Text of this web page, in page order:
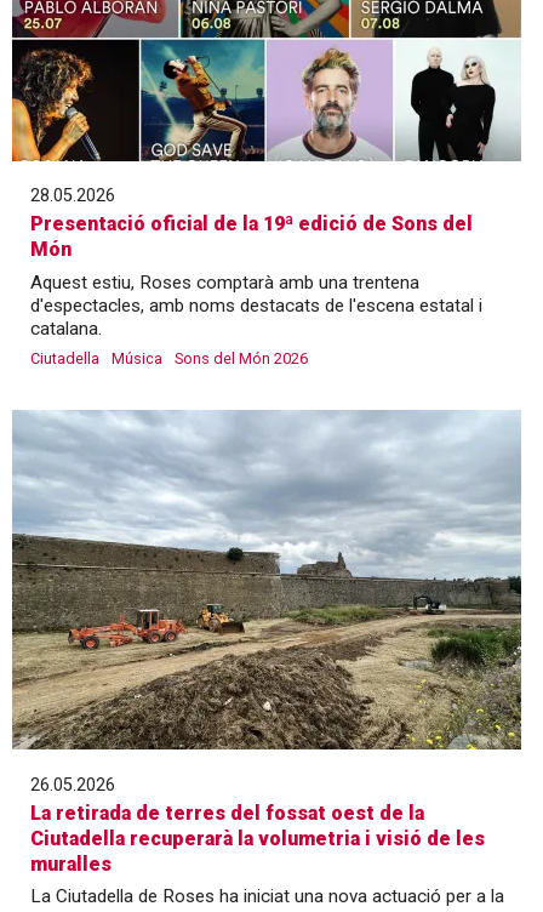
28.05.2026
Presentació oficial de la 19ª edició de Sons del
Món
Aquest estiu, Roses comptarà amb una trentena
d'espectacles, amb noms destacats de l'escena estatal i
catalana.
Ciutadella Música Sons del Món 2026
26.05.2026
La retirada de terres del fossat oest de la
Ciutadella recuperarà la volumetria i visió de les
muralles
La Ciutadella de Roses ha iniciat una nova actuació per a la